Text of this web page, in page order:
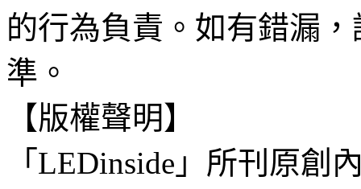
的行為負責。如有錯漏
準。
【版權聲明】
「LEDinside」所刊原創